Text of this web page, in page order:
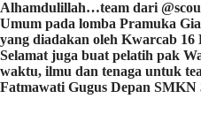
Alhamdulillah…team dari
Umum pada lomba Pramuka
yang diadakan oleh Kwarcab 16
Selamat juga buat pelatih pak
waktu, ilmu dan tenaga untuk
Fatmawati Gugus Depan SMKN